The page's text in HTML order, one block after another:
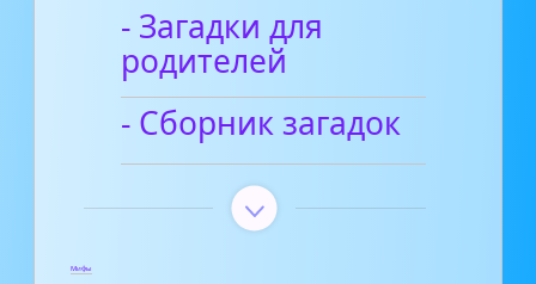
- Загадки для
родителей
- Сборник загадок
Мифы